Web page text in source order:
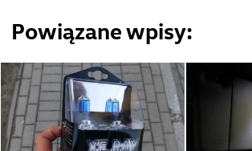
Powiązane wpisy